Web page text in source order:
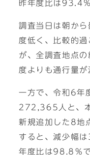
昨年度比は93.4
調査当日は朝か
度低く、比較的
が、全調査地点
度よりも通行量が
一方で、令和6年
272,365人と、
新規追加した8
すると、減少幅
年度比は98.8％